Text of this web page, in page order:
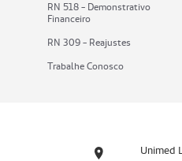
RN 518 - Demonstrativo
Financeiro
RN 309 - Reajustes
Trabalhe Conosco
Unimed